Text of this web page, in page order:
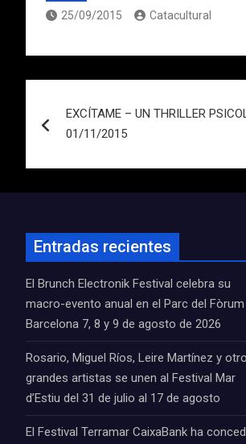
25/09/2015 Catacultural
de
entradas
EXCÍTAME – UN THRILLER
01/11/2015
Entradas recientes
El Brunch Electronik Festival celebra su
macro-evento anual en el Parc del Fòrum
Barcelona 7, 8 y 9 de agosto de 2026
Rosario, Miguel Ríos, Leire Martínez y
grandes artistas se unen al Festival Mar
d’Estiu del 31 de julio al 17 de agosto
El Festival Terramar CaixaBank ha